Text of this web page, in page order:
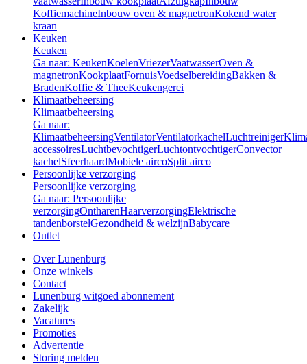
KoffiemachineInbouw oven & magnetronKokend water
kraan
Keuken
Keuken
Ga naar: KeukenKoelenVriezerVaatwasserOven &
magnetronKookplaatFornuisVoedselbereidingBakken &
BradenKoffie & TheeKeukengerei
Klimaatbeheersing
Klimaatbeheersing
Ga naar:
KlimaatbeheersingVentilatorVentilatorkachelLuchtreiniger
accessoiresLuchtbevochtigerLuchtontvochtigerConvector
kachelSfeerhaardMobiele aircoSplit airco
Persoonlijke verzorging
Persoonlijke verzorging
Ga naar: Persoonlijke
verzorgingOntharenHaarverzorgingElektrische
tandenborstelGezondheid & welzijnBabycare
Outlet
Over Lunenburg
Onze winkels
Contact
Lunenburg witgoed abonnement
Zakelijk
Vacatures
Promoties
Advertentie
Storing melden